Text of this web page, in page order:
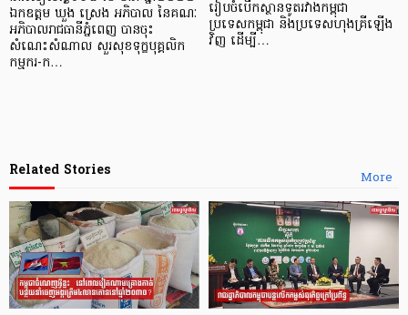
ឯកឧត្ដម ឃួង ស្រេង អភិបាល នៃគណៈ
អភិបាលរាជធានីភ្នំពេញ បានចុះ
សំណេះសំណាល សួរសុខទុក្ខបុគ្គលិក
កម្មករ-ក…
រៀបចំបើកស្ថានទូតរវាងកម្ពុជា
ប្រទេសកម្ពុជា និងប្រទេសហុងគ្រីឡើង
វិញ ដើម្បី…
More
Related Stories